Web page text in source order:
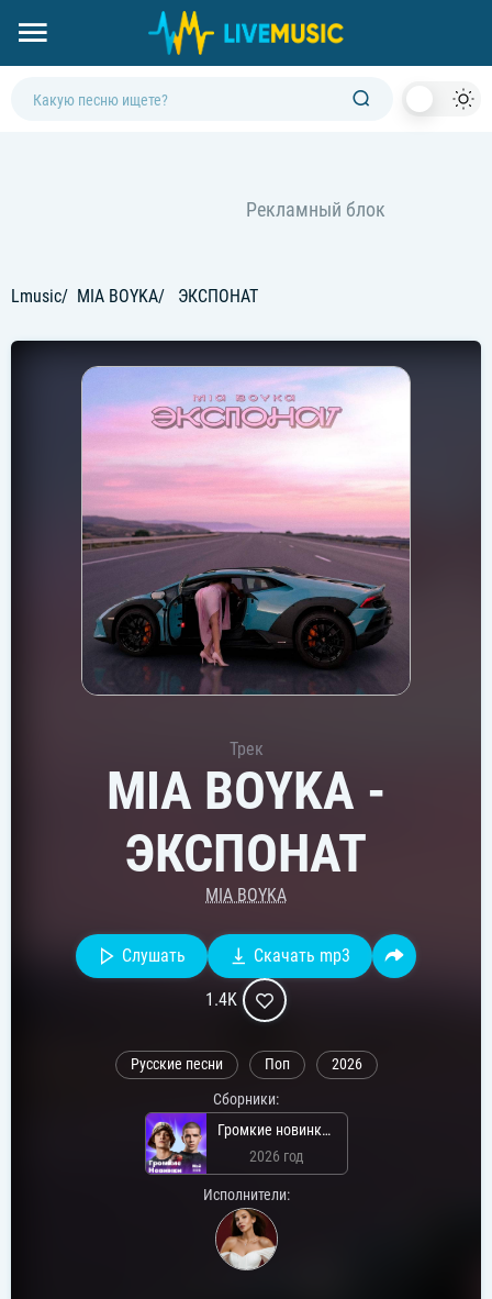
Lmusic MIA BOYKA ЭКСПОНАТ
Трек
MIA BOYKA -
ЭКСПОНАТ
MIA BOYKA
Слушать Скачать mp3
1.4K
Русские песни Поп
2026
Сборники:
Громкие новинки: Май 2026
2026 год
Исполнители: